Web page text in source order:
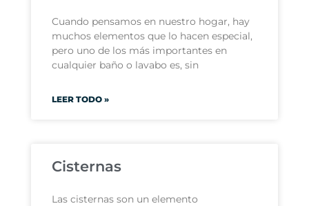
Cuando pensamos en nuestro hogar, hay
muchos elementos que lo hacen especial,
pero uno de los más importantes en
cualquier baño o lavabo es, sin
LEER TODO »
Cisternas
Las cisternas son un elemento